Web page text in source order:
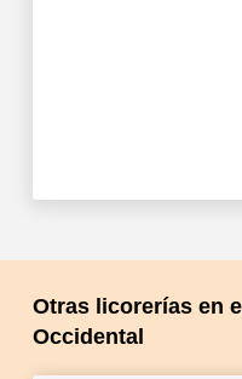
Otras licorerías en
Occidental